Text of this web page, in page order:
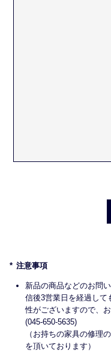
注意事項
新品の商品などのお問
信後3営業日を経過して
性がございますので、
(045-650-5635)
（お持ちの家具の修理
を頂いております）